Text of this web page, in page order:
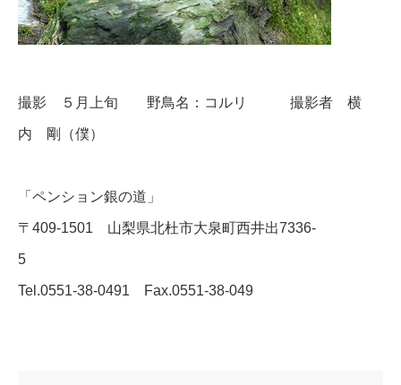
撮影 ５月上旬 野鳥名：コルリ 撮影者 横
内 剛（僕）
「ペンション銀の道」
〒409-1501 山梨県北杜市大泉町西井出7336-
5
Tel.0551-38-0491 Fax.0551-38-049